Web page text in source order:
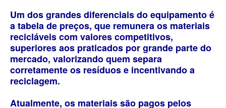
Um dos grandes diferenciais do equipamento é
a tabela de preços, que remunera os materiais
recicláveis com valores competitivos,
superiores aos praticados por grande parte do
mercado, valorizando quem separa
corretamente os resíduos e incentivando a
reciclagem.
Atualmente, os materiais são pagos pelos